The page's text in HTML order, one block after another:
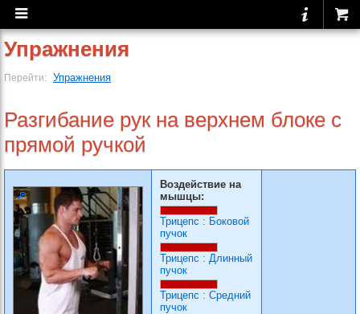
Упражнения
Перейти: Упражнения
Разгибание рук на верхнем блоке с
прямой ручкой
Воздействие на
мышцы:
Трицепс : Боковой
пучок
Трицепс : Длинный
пучок
Трицепс : Средний
пучок